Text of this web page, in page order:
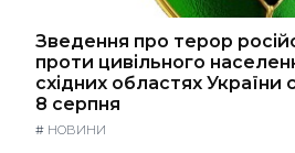
Зведення про терор
проти цивільного
східних областях України
8 серпня
# НОВИНИ